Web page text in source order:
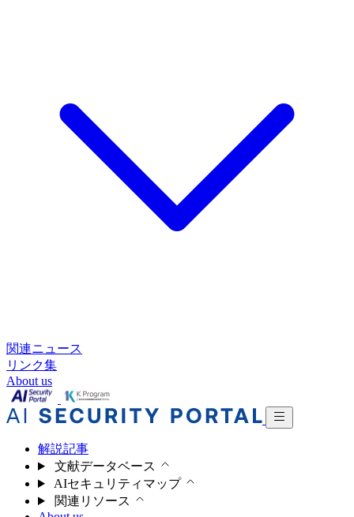
関連ニュース
リンク集
About us
解説記事
文献データベース
AIセキュリティマップ
関連リソース